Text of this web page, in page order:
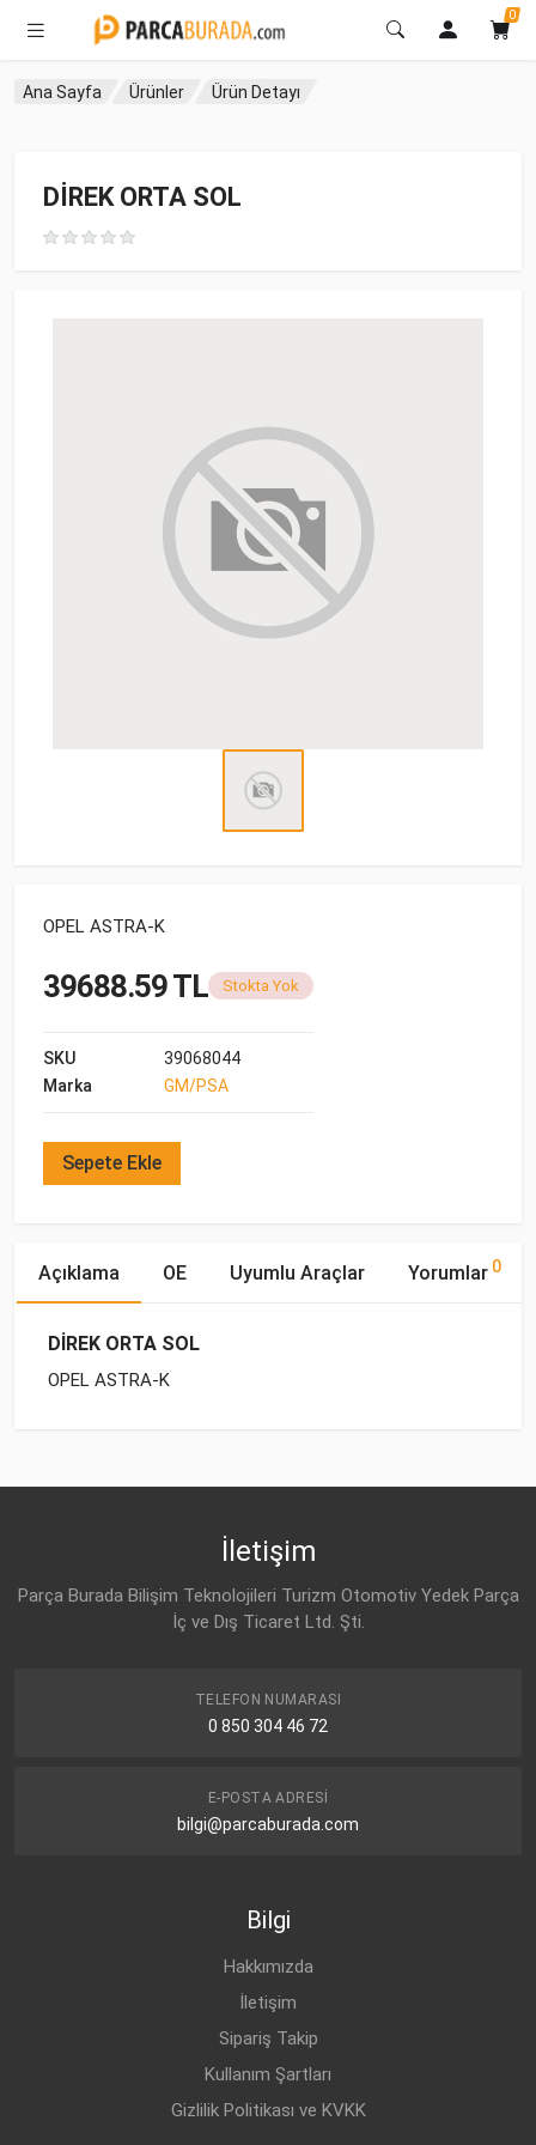
0
Ana Sayfa Ürünler Ürün Detayı
DİREK ORTA SOL
OPEL ASTRA-K
39688.59 TL Stokta Yok
SKU
39068044
Marka
GM/PSA
Sepete Ekle
Açıklama OE Uyumlu Araçlar Yorumlar 0
DİREK ORTA SOL
OPEL ASTRA-K
İletişim
Parça Burada Bilişim Teknolojileri Turizm Otomotiv Yedek Parça
İç ve Dış Ticaret Ltd. Şti.
TELEFON NUMARASI
0 850 304 46 72
E-POSTA ADRESI
bilgi@parcaburada.com
Bilgi
Hakkımızda
İletişim
Sipariş Takip
Kullanım Şartları
Gizlilik Politikası ve KVKK